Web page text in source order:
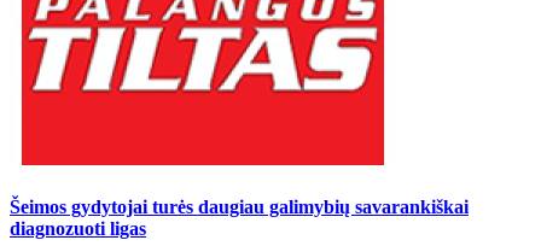
Šeimos gydytojai turės daugiau galimybių savarankiškai
diagnozuoti ligas